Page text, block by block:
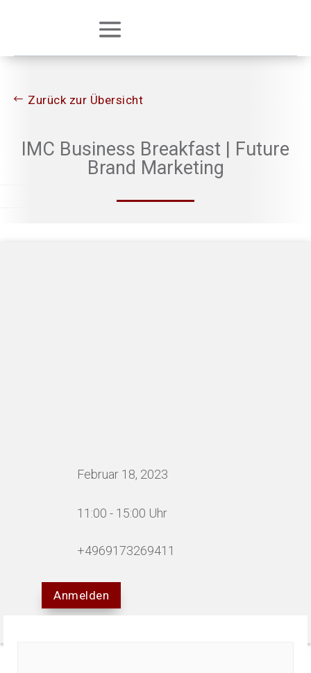
Zurück zur Übersicht
IMC Business Breakfast | Future
Brand Marketing
Februar 18, 2023
11:00 - 15:00 Uhr
+4969173269411
Anmelden